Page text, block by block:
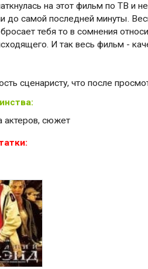
на этот фильм по ТВ и
до самой последней минуты.
тебя то в сомнения
И так весь фильм -
сценаристу, что после
актеров, сюжет